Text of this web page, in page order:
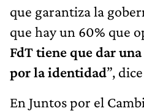
que garantiza la
que hay un 60% que
FdT tiene que dar
por la identidad”,
En Juntos por el